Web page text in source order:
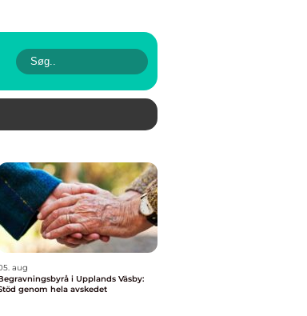
aug
i Upplands Väsby:
genom hela avskedet